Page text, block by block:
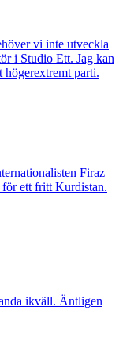
vi inte utveckla
i Studio Ett. Jag kan
högerextremt parti.
Firaz
ett fritt Kurdistan.
ikväll. Äntligen